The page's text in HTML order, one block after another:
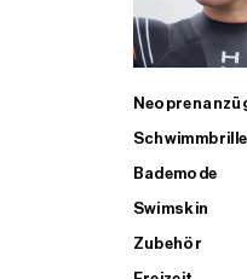
Schwimmbrille
Bademode
Swimskin
Zubehör